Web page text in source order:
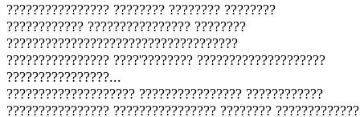
???????????????? ???????? ???????? ????????
???????????? ???????????????? ????????
????????????????????????????????????
???????????????? ????'???????? ????????????????????
????????????????...
???????????????????? ???????????????? ????????????
???????????????? ???????????????? ????????